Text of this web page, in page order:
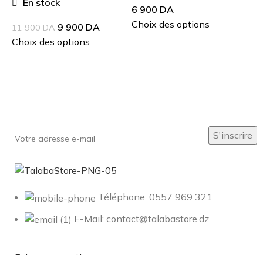
11 900DA 9 900 DA
Choix des options
6 900 DA
Choix des options
Téléphone: 0557 969 321
E-Mail: contact@talabastore.dz